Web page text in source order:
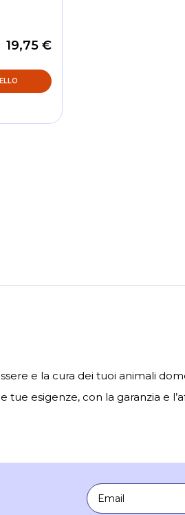
19,75 €
e la cura dei tuoi animali
esigenze, con la garanzia e
Email